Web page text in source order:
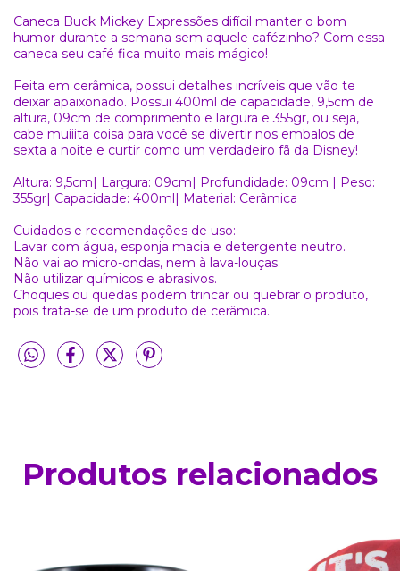
Caneca Buck Mickey Expressões difícil manter o bom
humor durante a semana sem aquele cafézinho? Com essa
caneca seu café fica muito mais mágico!
Feita em cerâmica, possui detalhes incríveis que vão te
deixar apaixonado. Possui 400ml de capacidade, 9,5cm de
altura, 09cm de comprimento e largura e 355gr, ou seja,
cabe muiiita coisa para você se divertir nos embalos de
sexta a noite e curtir como um verdadeiro fã da Disney!
Altura: 9,5cm| Largura: 09cm| Profundidade: 09cm | Peso:
355gr| Capacidade: 400ml| Material: Cerâmica
Cuidados e recomendações de uso:
Lavar com água, esponja macia e detergente neutro.
Não vai ao micro-ondas, nem à lava-louças.
Não utilizar químicos e abrasivos.
Choques ou quedas podem trincar ou quebrar o produto,
pois trata-se de um produto de cerâmica.
Produtos relacionados